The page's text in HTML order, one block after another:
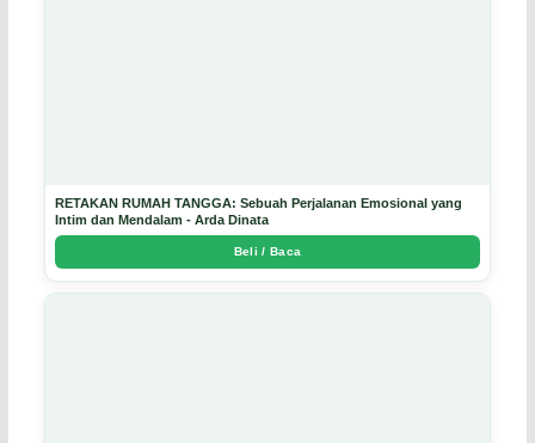
RETAKAN RUMAH TANGGA: Sebuah Perjalanan Emosional yang
Intim dan Mendalam - Arda Dinata
Beli / Baca